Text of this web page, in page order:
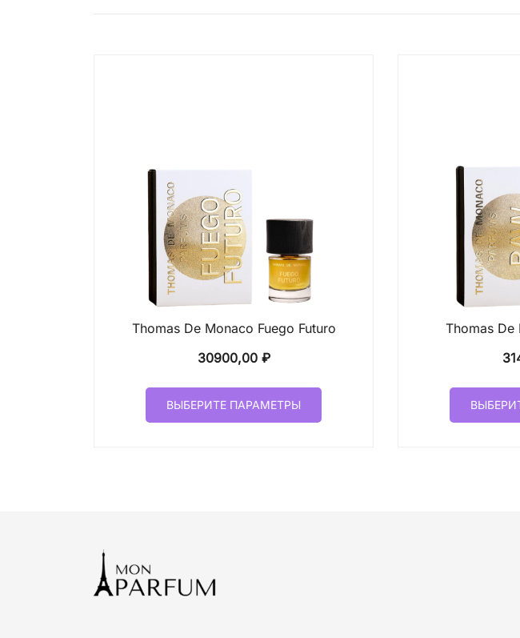
Thomas De Monaco Fuego Futuro
30900,00 ₽
ВЫБЕРИТЕ ПАРАМЕТРЫ
Этот
Thomas De